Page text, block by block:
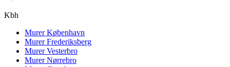
Kbh
MurerKøbenhavn
MurerFrederiksberg
MurerVesterbro
MurerNørrebro